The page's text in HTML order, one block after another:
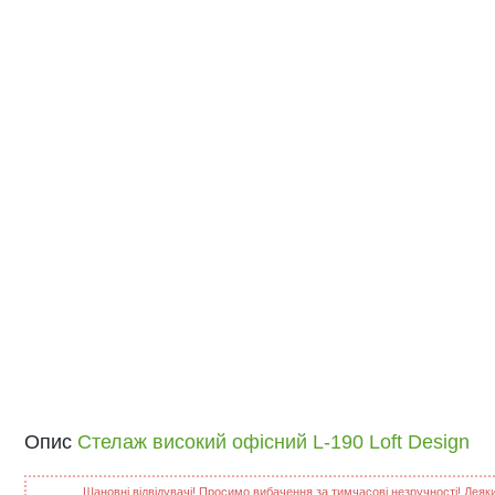
Опис Стелаж високий офісний L-190 Loft Design
Шановні відвідувачі! Просимо вибачення за тимчасові незручності!